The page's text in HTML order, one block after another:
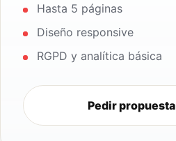
Hasta 5 páginas
Diseño responsive
RGPD y analítica básica
Pedir propuesta